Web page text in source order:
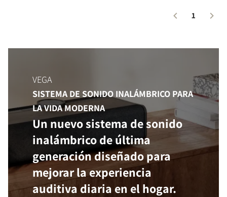
1
VEGA
SISTEMA DE SONIDO INALÁMBRICO PARA
LA VIDA MODERNA
Un nuevo sistema de sonido
inalámbrico de última
generación diseñado para
mejorar la experiencia
auditiva diaria en el hogar.